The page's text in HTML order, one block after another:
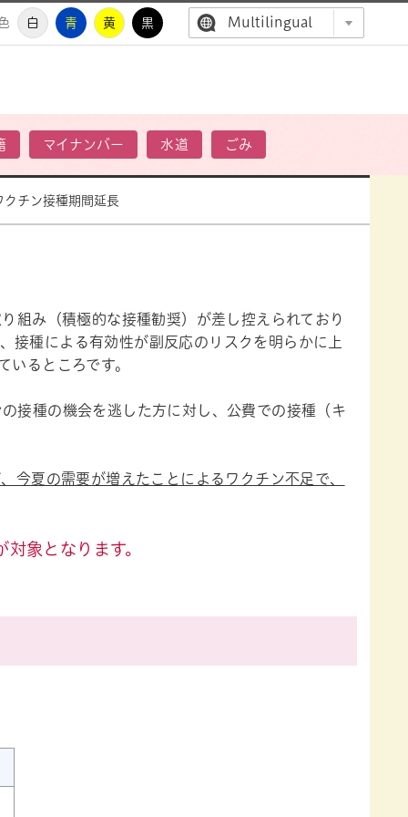
白 青 黄 黒 Multilingual
マイナンバー 水道 ごみ
クチン接種期間延長
組み（積極的な接種勧奨）が差し控えられており
接種による有効性が副反応のリスクを明らかに上
るところです。
接種の機会を逃した方に対し、公費での接種（キ
夏の需要が増えたことによるワクチン不足で、
象となります。